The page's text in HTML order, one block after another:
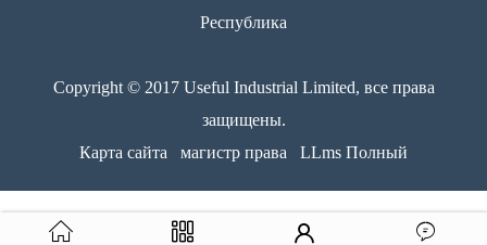
Республика
Copyright © 2017 Useful Industrial Limited, все права
защищены.
Карта сайта
магистр права LLms Полный